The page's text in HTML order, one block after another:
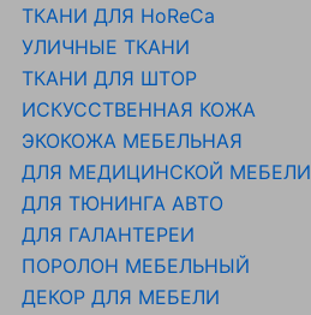
ТКАНИ ДЛЯ HoReCa
УЛИЧНЫЕ ТКАНИ
ТКАНИ ДЛЯ ШТОР
ИСКУССТВЕННАЯ КОЖА
ЭКОКОЖА МЕБЕЛЬНАЯ
ДЛЯ МЕДИЦИНСКОЙ МЕБЕЛИ
ДЛЯ ТЮНИНГА АВТО
ДЛЯ ГАЛАНТЕРЕИ
ПОРОЛОН МЕБЕЛЬНЫЙ
ДЕКОР ДЛЯ МЕБЕЛИ